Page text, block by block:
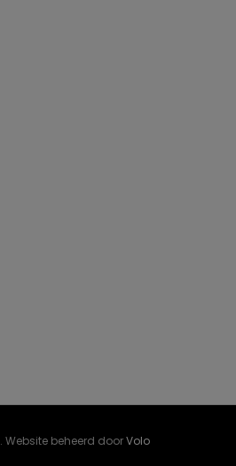
. Website beheerd doorVolo